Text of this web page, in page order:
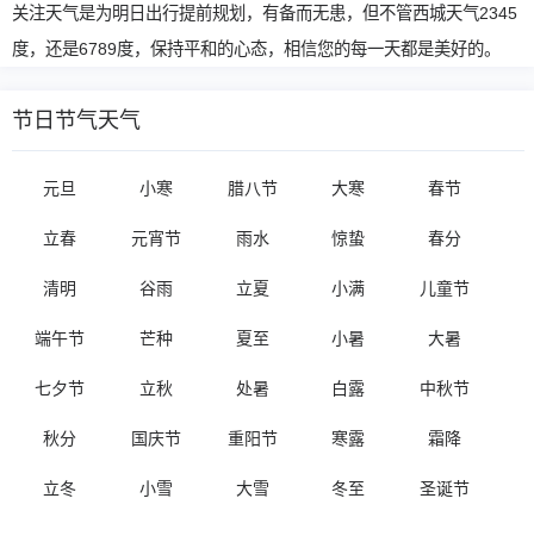
关注天气是为明日出行提前规划，有备而无患，但不管西城天气2345
度，还是6789度，保持平和的心态，相信您的每一天都是美好的。
节日节气天气
元旦 小寒 腊八节 大寒 春节
立春 元宵节 雨水 惊蛰 春分
清明 谷雨 立夏 小满 儿童节
端午节 芒种 夏至 小暑 大暑
七夕节 立秋 处暑 白露 中秋节
秋分 国庆节 重阳节 寒露 霜降
立冬 小雪 大雪 冬至 圣诞节